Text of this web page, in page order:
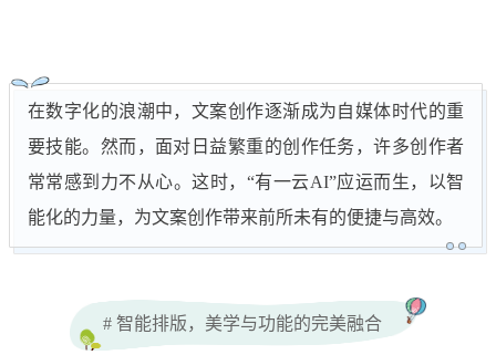
在数字化的浪潮中，文案创作逐渐成为自媒体时代的重
要技能。然而，面对日益繁重的创作任务，许多创作者
常常感到力不从心。这时，“有一云AI”应运而生，以智
能化的力量，为文案创作带来前所未有的便捷与高效。
# 智能排版，美学与功能的完美融合